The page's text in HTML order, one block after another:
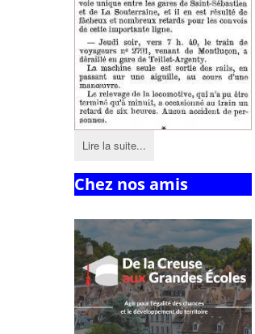
Lire la suite...
Chez nos amis